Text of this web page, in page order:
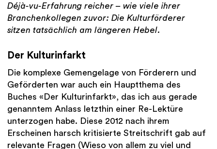
Déjà-vu-Erfahrung reicher – wie viele ihrer
Branchenkollegen zuvor: Die Kulturförderer
sitzen tatsächlich am längeren Hebel.
Der Kulturinfarkt
Die komplexe Gemengelage von Förderern und
Geförderten war auch ein Hauptthema des
Buches «Der Kulturinfarkt», das ich aus gerade
genanntem Anlass letzthin einer Re-Lektüre
unterzogen habe. Diese 2012 nach ihrem
Erscheinen harsch kritisierte Streitschrift gab auf
relevante Fragen (Wieso von allem zu viel und